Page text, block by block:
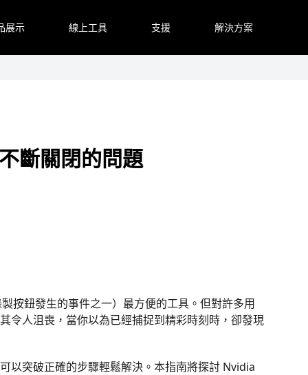
展示 線上工具 支援 解決方案
斷關閉的問題
按鈕發生的事件之一）最方便的工具。但對許多用
令人沮喪，當你以為已經捕捉到精彩時刻時，卻發現
以突破正確的步驟輕鬆解決。本指南將探討 Nvidia